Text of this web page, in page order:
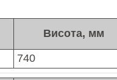
Висота, мм
740